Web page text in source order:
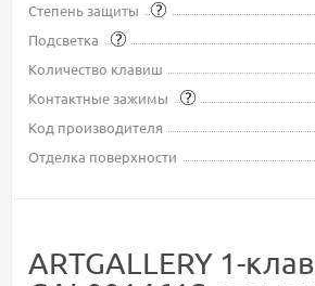
Степень защиты
Подсветка
Количество клавиш
Контактные зажимы
Код производителя
Отделка поверхности
ARTGALLERY 1-